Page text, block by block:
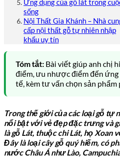
Ứng dụng của gỗ lát trong
sống
Nội Thất Gia Khánh – Nhà
cấp nội thất gỗ tự nhiên nhập
khẩu uy tín
Tóm tắt: Bài viết giúp anh chị
điểm, ưu nhược điểm đến
tế, kèm tư vấn chọn sản phẩm
Trong thế giới của các loại gỗ tự
nổi bật với vẻ đẹp đặc trưng và
là gỗ Lát, thuộc chi Lát, họ Xoan
Đây là loại cây gỗ quý hiếm, có
nước Châu Á như Lào,